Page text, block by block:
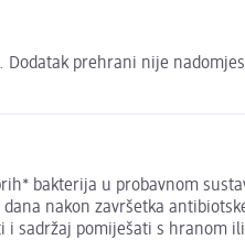
Dodatak prehrani nije
bakterija u probavnom
nakon završetka
i sadržaj pomiješati s